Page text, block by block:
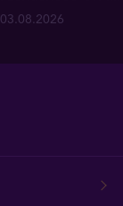
03.08.2026